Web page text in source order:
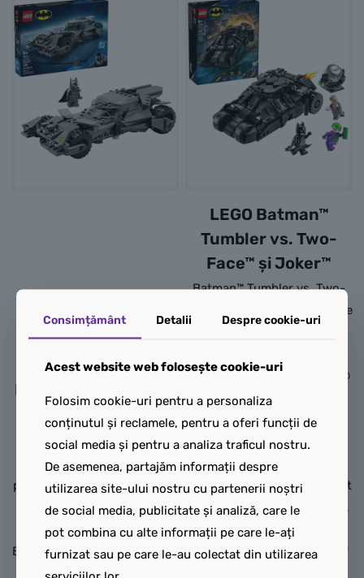
LEGO Batmobilul din
Batman vs
Superman
Alătură-te lui Batman™
pentru aventuri cu supereroi
la mare viteză cu setul de
construcție Batmobilul din
Batman vs Superman(76331),
un cadou minunat pentru
LEGO Batman™
Tumbler vs. Two-
Face™ și Joker™
Batman™ Tumbler vs. Two-
Face™ și Joker™ (76303) este
vehicule, creativitate LEGO®
și aventuri cu supereroi.
Plasează acțiunea cu
vehiculul lui Batman în
mâinile micilor supereroi de
8 ani și mai mari cu acest set
LEGO de calitate superioară,
care include emblematicul
vehicul Tumbler Batmobile™
Consimțământ Detalii Despre cookie-uri
Acest website web folosește cookie-uri
Folosim cookie-uri pentru a personaliza
conținutul și reclamele, pentru a oferi funcții de
social media și pentru a analiza traficul nostru.
De asemenea, partajăm informații despre
utilizarea site-ului nostru cu partenerii noștri
de social media, publicitate și analiză, care le
pot combina cu alte informații pe care le-ați
furnizat sau pe care le-au colectat din utilizarea